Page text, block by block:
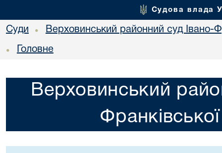
Судова влада
Суди • Верховинський районний суд Івано-
• Головне
Верховинський